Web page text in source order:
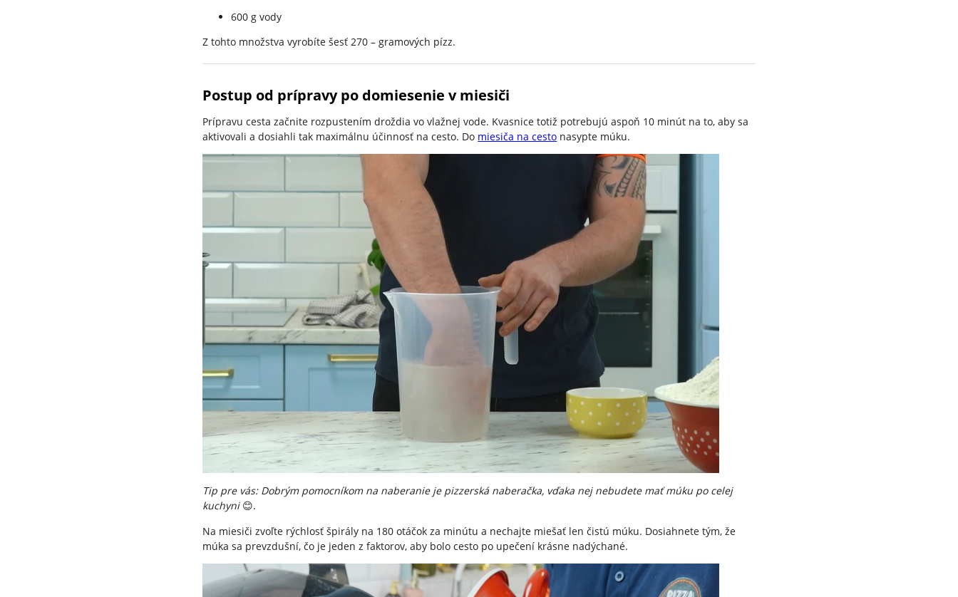
600 g vody
Z tohto množstva vyrobíte šesť 270 – gramových pízz.
Postup od prípravy po domiesenie v miesiči
Prípravu cesta začnite rozpustením droždia vo vlažnej vode. Kvasnice totiž potrebujú aspoň 10 minút na to, aby sa
aktivovali a dosiahli tak maximálnu účinnosť na cesto. Do miesiča na cesto nasypte múku.
Tip pre vás: Dobrým pomocníkom na naberanie je pizzerská naberačka, vďaka nej nebudete mať múku po celej
kuchyni 😊.
Na miesiči zvoľte rýchlosť špirály na 180 otáčok za minútu a nechajte miešať len čistú múku. Dosiahnete tým, že
múka sa prevzdušní, čo je jeden z faktorov, aby bolo cesto po upečení krásne nadýchané.